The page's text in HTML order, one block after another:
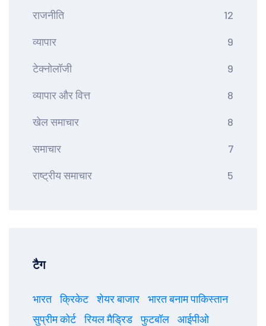
राजनीति 12
व्यापार 9
टेक्नोलॉजी 9
व्यापार और वित्त 8
खेल समाचार 8
समाचार 7
राष्ट्रीय समाचार 5
टैग
भारत क्रिकेट शेयर बाजार
भारत बनाम पाकिस्तान
सुप्रीम कोर्ट
रियल मैड्रिड फुटबॉल
आईपीओ